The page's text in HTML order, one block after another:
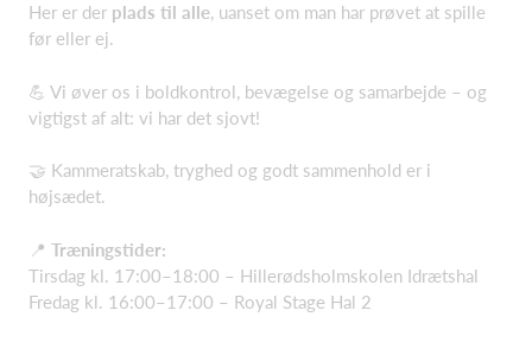
Her er der plads til alle, uanset om man har prøvet at spille
før eller ej.
💪 Vi øver os i boldkontrol, bevægelse og samarbejde – og
vigtigst af alt: vi har det sjovt!
🤝 Kammeratskab, tryghed og godt sammenhold er i
højsædet.
📍 Træningstider:
Tirsdag kl. 17:00–18:00 – Hillerødsholmskolen Idrætshal
Fredag kl. 16:00–17:00 – Royal Stage Hal 2